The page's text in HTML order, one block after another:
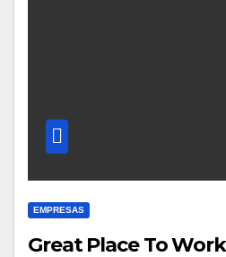
EMPRESAS
Great Place To